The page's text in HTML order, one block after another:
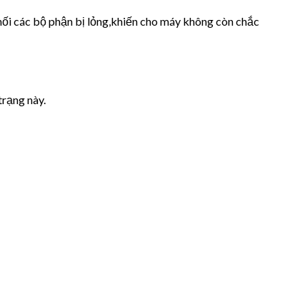
các bộ phận bị lỏng,khiến cho máy không còn chắc
này.